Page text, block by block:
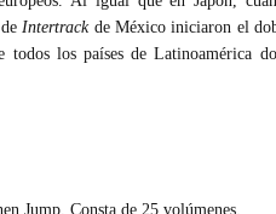
deIntertrackde México iniciaron el
los países de Latinoamérica
Jump. Consta de 25 volúmenes.